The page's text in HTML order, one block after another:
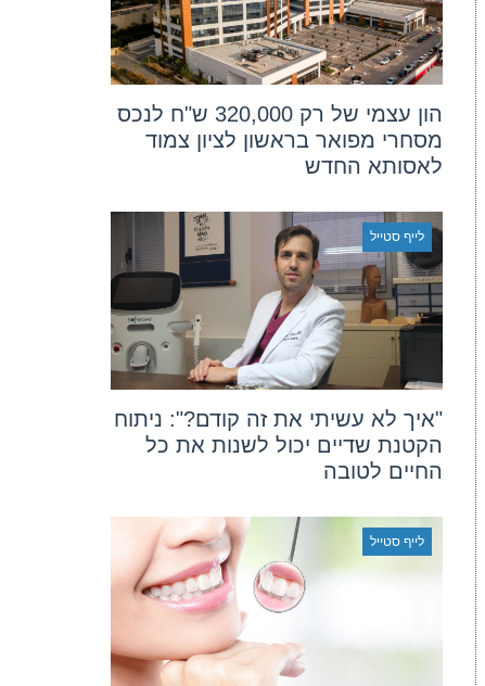
הון עצמי של רק 320,000 ש"ח לנכס
מסחרי מפואר בראשון לציון צמוד
לאסותא החדש
לייף סטייל
"איך לא עשיתי את זה קודם?": ניתוח
הקטנת שדיים יכול לשנות את כל
החיים לטובה
לייף סטייל